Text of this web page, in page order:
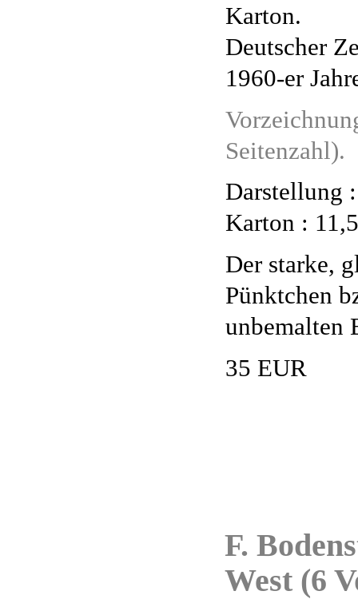
Karton.
Deutscher
1960-er
Seitenzahl).
Darstellung
Karton :
Der starke,
Pünktchen
unbemalten
35 EUR
F.
West (6